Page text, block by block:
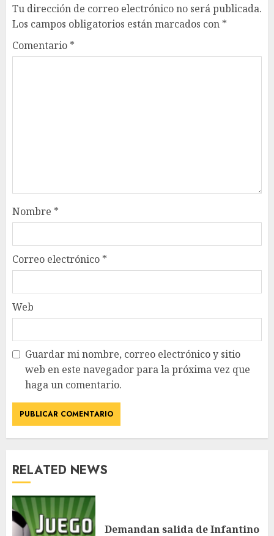
Tu dirección de correo electrónico no será publicada.
Los campos obligatorios están marcados con *
Comentario *
Nombre *
Correo electrónico *
Web
Guardar mi nombre, correo electrónico y sitio
web en este navegador para la próxima vez que
haga un comentario.
RELATED NEWS
Demandan salida de Infantino